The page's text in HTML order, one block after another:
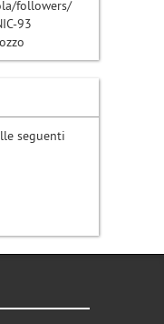
followers/
93
seguenti